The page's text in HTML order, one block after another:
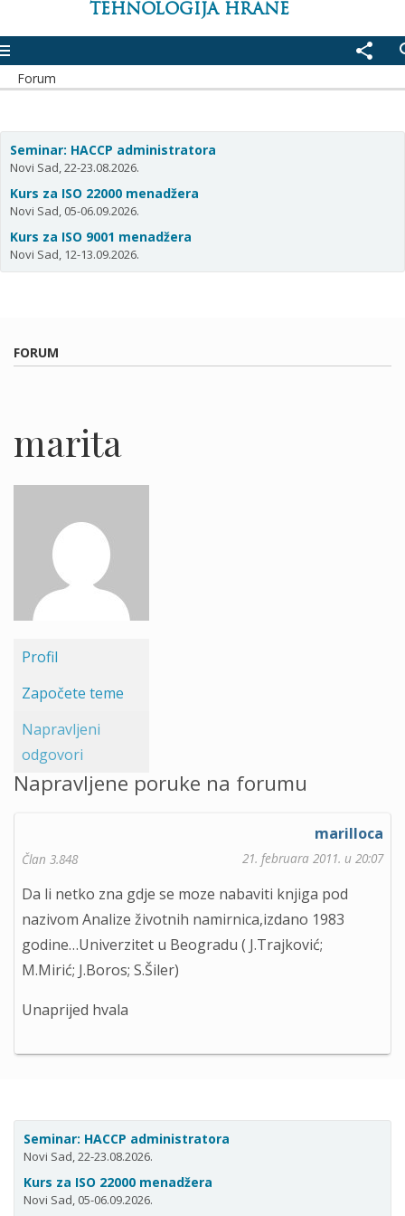
TEHNOLOGIJA HRANE
share
Forum
Seminar: HACCP administratora
Novi Sad, 22-23.08.2026.
Kurs za ISO 22000 menadžera
Novi Sad, 05-06.09.2026.
Kurs za ISO 9001 menadžera
Novi Sad, 12-13.09.2026.
FORUM
marita
Profil
Započete teme
Napravljeni
odgovori
Napravljene poruke na forumu
marilloca
Član 3.848 21. februara 2011. u 20:07
Da li netko zna gdje se moze nabaviti knjiga pod
nazivom Analize životnih namirnica,izdano 1983
godine…Univerzitet u Beogradu ( J.Trajković;
M.Mirić; J.Boros; S.Šiler)
Unaprijed hvala
Seminar: HACCP administratora
Novi Sad, 22-23.08.2026.
Kurs za ISO 22000 menadžera
Novi Sad, 05-06.09.2026.